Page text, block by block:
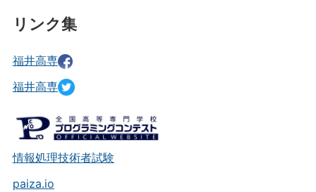
リンク集
福井高専
福井高専
情報処理技術者試験
paiza.io